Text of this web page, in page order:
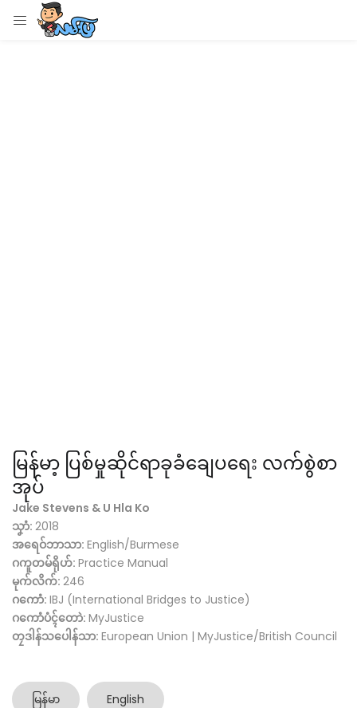
မြန်မာ့ ပြစ်မှုဆိုင်ရာခုခံချေပရေး လက်စွဲစာ
အုပ်
Jake Stevens & U Hla Ko
သၞာံ: 2018
အရေဝ်ဘာသာ: English/Burmese
ဂကူတမ်ရိုဟ်: Practice Manual
မုက်လိက်: 246
ဂကောံ: IBJ (International Bridges to Justice)
ဂကောံပံၚ်တောဲ: MyJustice
တၠဒါန်သပေါန်သာ: European Union | MyJustice/British Council
မြန်မာ English
LOGIN